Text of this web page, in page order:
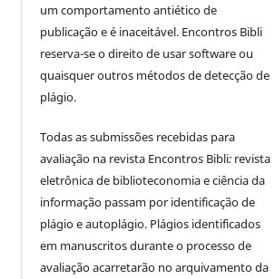
um comportamento antiético de
publicação e é inaceitável. Encontros Bibli
reserva-se o direito de usar software ou
quaisquer outros métodos de detecção de
plágio.
Todas as submissões recebidas para
avaliação na revista Encontros Bibli: revista
eletrônica de biblioteconomia e ciência da
informação passam por identificação de
plágio e autoplágio. Plágios identificados
em manuscritos durante o processo de
avaliação acarretarão no arquivamento da